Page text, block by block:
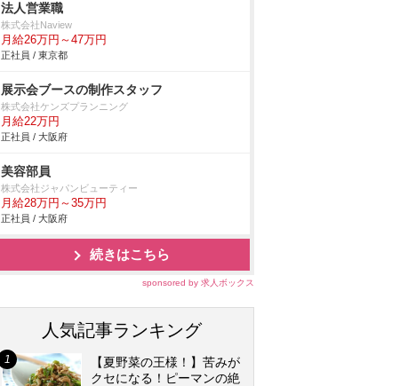
法人営業職
株式会社Naview
月給26万円～47万円
正社員 / 東京都
展示会ブースの制作スタッフ
株式会社ケンズプランニング
月給22万円
正社員 / 大阪府
美容部員
株式会社ジャパンビューティー
月給28万円～35万円
正社員 / 大阪府
続きはこちら
sponsored by 求人ボックス
人気記事ランキング
【夏野菜の王様！】苦みが
クセになる！ピーマンの絶